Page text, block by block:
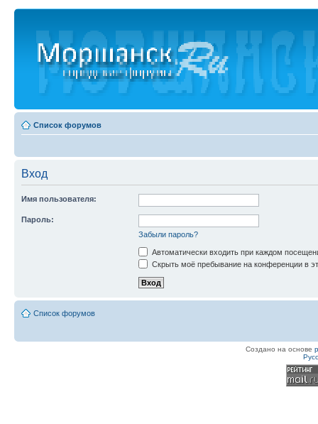
Список форумов
Вход
Имя пользователя:
Пароль:
Забыли пароль?
Автоматически входить при каждом
Скрыть моё пребывание на конференции в
Список форумов
Создано на основе